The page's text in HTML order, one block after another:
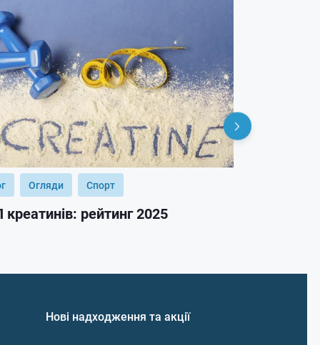
Огляди Спорт
рейтинг 2025
Нові надходження та акції